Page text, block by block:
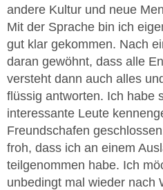
andere Kultur und neue
Mit der Sprache bin ich
gut klar gekommen. Nach
daran gewöhnt, dass alle
versteht dann auch alles
flüssig antworten. Ich habe
interessante Leute
Freundschafen
froh, dass ich an einem
teilgenommen habe. Ich
unbedingt mal wieder nach